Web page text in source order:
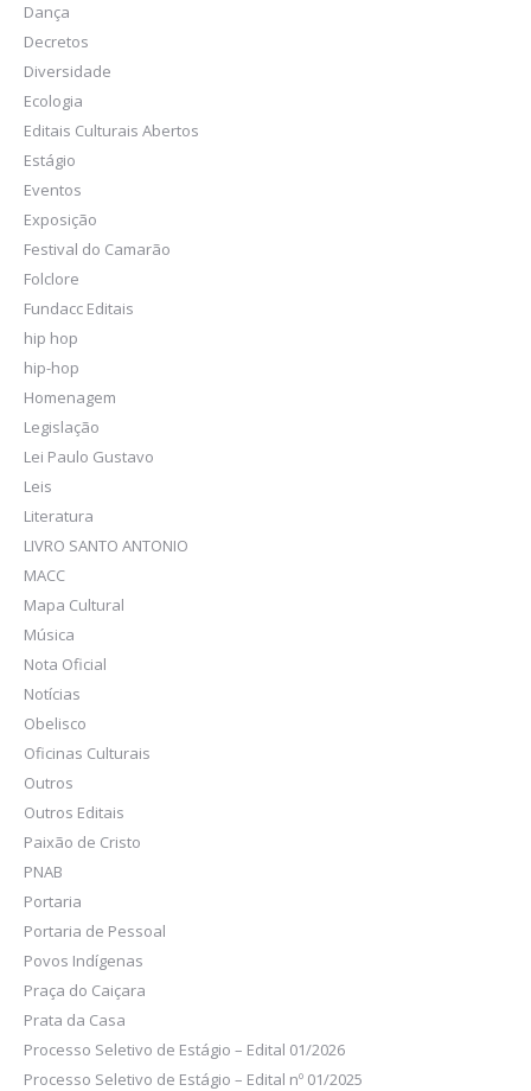
Dança
Decretos
Diversidade
Ecologia
Editais Culturais Abertos
Estágio
Eventos
Exposição
Festival do Camarão
Folclore
Fundacc Editais
hip hop
hip-hop
Homenagem
Legislação
Lei Paulo Gustavo
Leis
Literatura
LIVRO SANTO ANTONIO
MACC
Mapa Cultural
Música
Nota Oficial
Notícias
Obelisco
Oficinas Culturais
Outros
Outros Editais
Paixão de Cristo
PNAB
Portaria
Portaria de Pessoal
Povos Indígenas
Praça do Caiçara
Prata da Casa
Processo Seletivo de Estágio – Edital 01/2026
Processo Seletivo de Estágio – Edital nº 01/2025